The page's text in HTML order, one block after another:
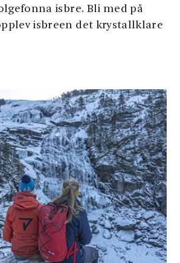
isbre. Bli med på
isbreen det krystallklare